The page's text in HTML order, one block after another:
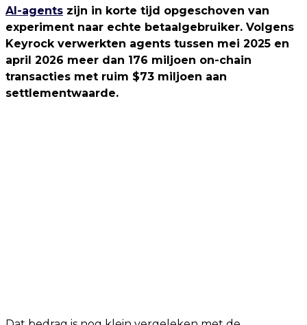
AI-agents zijn in korte tijd opgeschoven van
experiment naar echte betaalgebruiker. Volgens
Keyrock verwerkten agents tussen mei 2025 en
april 2026 meer dan 176 miljoen on-chain
transacties met ruim $73 miljoen aan
settlementwaarde.